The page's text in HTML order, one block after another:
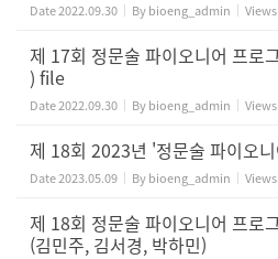
Date2022.09.30 Bybioeng_admin Views
제 17회 정문술 파이오니어 프로
) file
Date2022.09.30 Bybioeng_admin Views
제 18회 2023년 '정문술 파이오
Date2023.05.09 Bybioeng_admin Views
제 18회 정문술 파이오니어 프로
(김민주, 김서경, 박하민)